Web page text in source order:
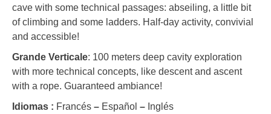
cave with some technical passages: abseiling, a little bit
of climbing and some ladders. Half-day activity, convivial
and accessible!
Grande Verticale: 100 meters deep cavity exploration
with more technical concepts, like descent and ascent
with a rope. Guaranteed ambiance!
Idiomas : Francés – Español – Inglés